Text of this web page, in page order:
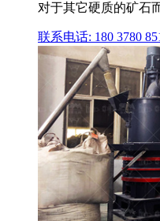
对于其它硬质的矿石
联系电话: 180 3780